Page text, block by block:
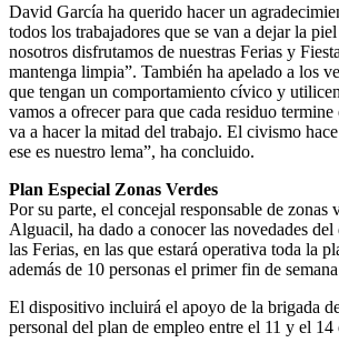
David García ha querido hacer un
todos los trabajadores que se van a dejar la
nosotros disfrutamos de nuestras Ferias y
mantenga limpia”. También ha apelado a los
que tengan un comportamiento cívico y
vamos a ofrecer para que cada residuo
va a hacer la mitad del trabajo. El civismo
ese es nuestro lema”, ha concluido.
Plan Especial Zonas Verdes
Por su parte, el concejal responsable de zonas
Alguacil, ha dado a conocer las novedades
las Ferias, en las que estará operativa toda la
además de 10 personas el primer fin de
El dispositivo incluirá el apoyo de la brigada
personal del plan de empleo entre el 11 y el 14